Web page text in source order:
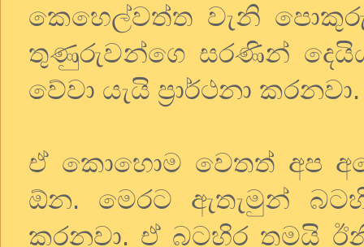
කෙහෙල්වත්ත වැනි
තුණුරුවන්ගෙ සරණින්
වේවා යැයි ප්‍රාර්ථනා
ඒ කොහොම වෙතත් අප
ඕන. මෙරට ඇතැමුන්
කරනවා. ඒ බටහිර තමයි